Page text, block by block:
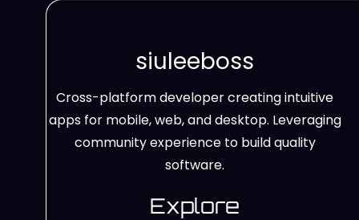
siuleeboss
Cross-platform developer creating intuitive
apps for mobile, web, and desktop. Leveraging
community experience to build quality
software.
Explore